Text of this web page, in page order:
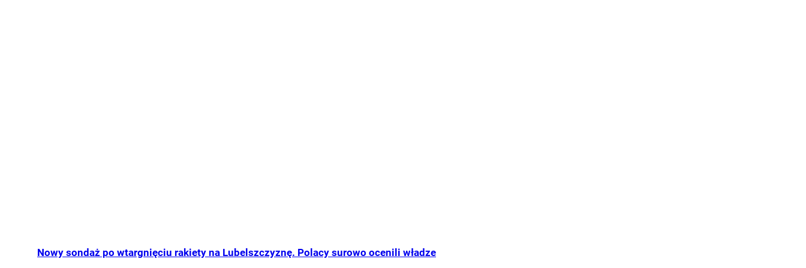
Nowy sondaż po wtargnięciu rakiety na Lubelszczyznę. Polacy surowo ocenili władze